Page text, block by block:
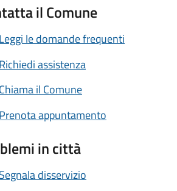
il Comune
le domande frequenti
assistenza
il Comune
appuntamento
in città
disservizio